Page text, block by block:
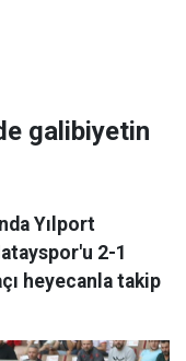
galibiyetin
Yılport
2-1
heyecanla takip